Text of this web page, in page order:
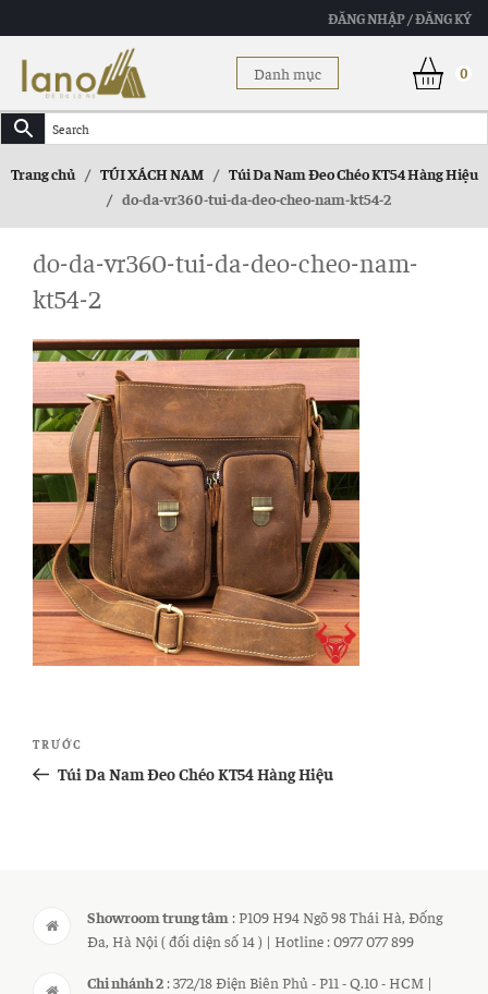
ĐĂNG NHẬP / ĐĂNG KÝ
Danh mục 0
Trang chủ / TÚI XÁCH NAM / Túi Da Nam Đeo Chéo KT54 Hàng Hiệu
/ do-da-vr360-tui-da-deo-cheo-nam-kt54-2
do-da-vr360-tui-da-deo-cheo-nam-
kt54-2
Điều
hướng
Bài
cũ
TRƯỚC
Túi Da Nam Đeo Chéo KT54 Hàng Hiệu
Showroom trung tâm : P109 H94 Ngõ 98 Thái Hà, Đống
Đa, Hà Nội ( đối diện số 14 ) | Hotline : 0977 077 899
Chi nhánh 2 : 372/18 Điện Biên Phủ - P11 - Q.10 - HCM |